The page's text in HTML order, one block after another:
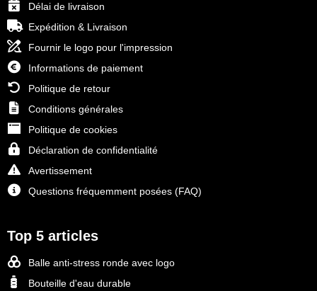
Délai de livraison
Expédition & Livraison
Fournir le logo pour l'impression
Informations de paiement
Politique de retour
Conditions générales
Politique de cookies
Déclaration de confidentialité
Avertissement
Questions fréquemment posées (FAQ)
Top 5 articles
Balle anti-stress ronde avec logo
Bouteille d'eau durable